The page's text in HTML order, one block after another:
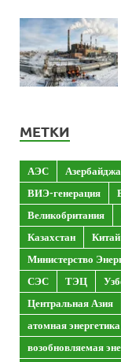
МЕТКИ
АЭС
ВИЭ-генерация
Великобритания
Казахстан
Китай
Министерство
СЭС
ТЭЦ
Центральная Азия
атомная энергетика
возобновляемая